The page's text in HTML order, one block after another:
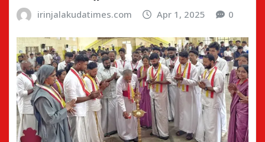
irinjalakudatimes.com Apr 1, 2025 0